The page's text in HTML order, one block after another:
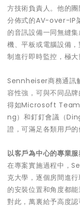
方技術負責人。他的
分佈式的AV-over-IP
的音訊設備一同無縫
機、平板或電腦設備
制進行即時監控，極大
Sennheiser商務通訊
容性強，可與不同品
得如Microsoft
ng）和釘釘會議（
證，可滿足各類用戶的
以客戶為中心的專業
在專案實施過程中，
克大學，逐個房間進
的安裝位置和角度都
對此，萬裏給予高度認